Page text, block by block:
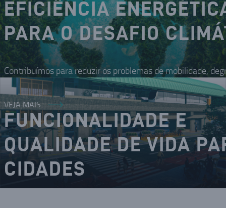
EFICIÊNCIA
PARA O DESAFIO
Contribuímos para reduzir os problemas de mobilidade,
VEJA MAIS
FUNCIONALIDADE E
QUALIDADE DE VIDA
CIDADES